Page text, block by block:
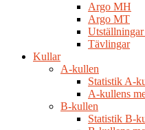
Argo MH
Argo MT
Tävlingar
Kullar
A-kullen
Statistik A-
A-kullens
B-kullen
Statistik B-